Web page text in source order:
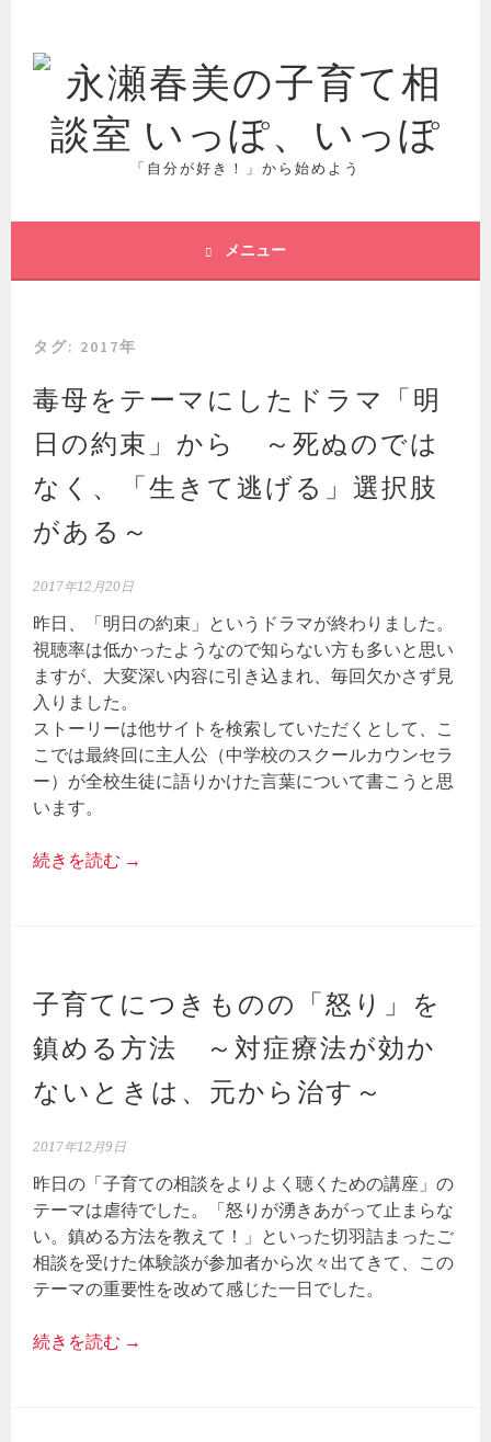
ッ
「自分が好き！」から始めよう
メニュー
タグ: 2017年
毒母をテーマにしたドラマ「明
日の約束」から ～死ぬのでは
なく、「生きて逃げる」選択肢
がある～
2017年12月20日
昨日、「明日の約束」というドラマが終わりました。
視聴率は低かったようなので知らない方も多いと思い
ますが、大変深い内容に引き込まれ、毎回欠かさず見
入りました。
ストーリーは他サイトを検索していただくとして、こ
こでは最終回に主人公（中学校のスクールカウンセラ
ー）が全校生徒に語りかけた言葉について書こうと思
います。
続きを読む →
子育てにつきものの「怒り」を
鎮める方法 ～対症療法が効か
ないときは、元から治す～
2017年12月9日
昨日の「子育ての相談をよりよく聴くための講座」の
テーマは虐待でした。「怒りが湧きあがって止まらな
い。鎮める方法を教えて！」といった切羽詰まったご
相談を受けた体験談が参加者から次々出てきて、この
テーマの重要性を改めて感じた一日でした。
続きを読む →